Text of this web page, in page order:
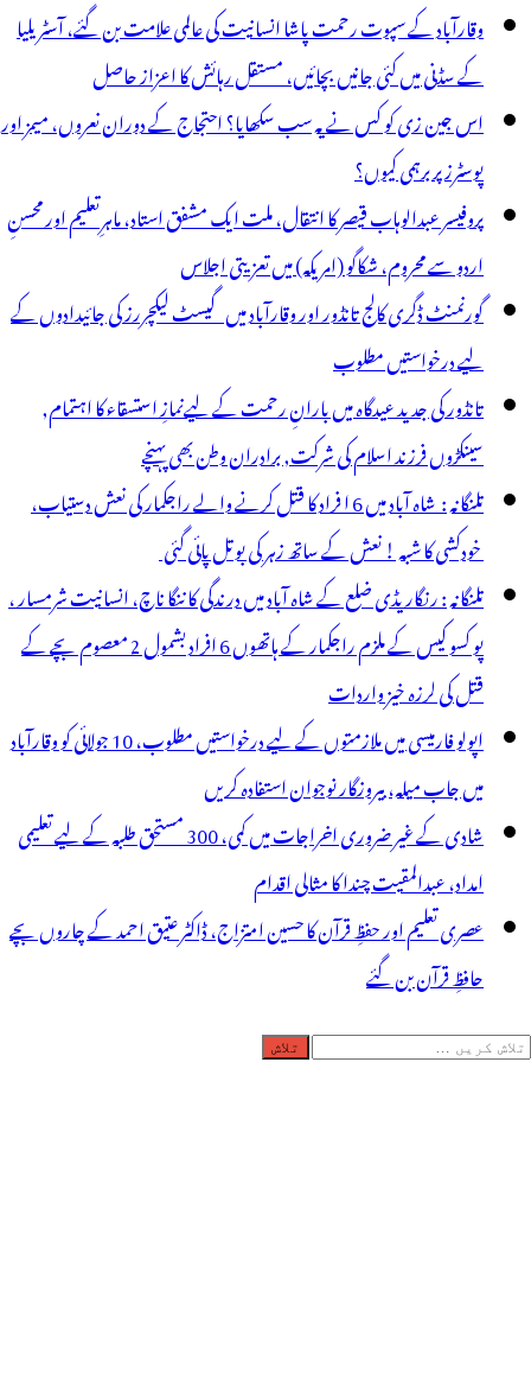
وقارآباد کے سپوت رحمت پاشا انسانیت کی عالمی علامت بن گئے، آسٹریلیا
کے سڈنی میں کئی جانیں بچائیں، مستقل رہائش کا اعزاز حاصل
اس جین زی کو کس نے یہ سب سکھایا؟ احتجاج کے دوران نعروں، میمز اور
پوسٹرز پر برہمی کیوں؟
پروفیسر عبدالوہاب قیصر کا انتقال، ملت ایک مشفق استاد، ماہرِتعلیم اور محسنِ
اردو سے محروم، شکاگو (امریکہ) میں تعزیتی اجلاس
گورنمنٹ ڈگری کالج تانڈور اور وقارآباد میں گیسٹ لیکچررز کی جائیدادوں کے
لیے درخواستیں مطلوب
تانڈور کی جدید عیدگاہ میں بارانِ رحمت کے لیےنمازِ استسقاء کا اہتمام,
سینکڑوں فرزند اسلام کی شرکت, برادران وطن بھی پہنچے
تلنگانہ : شاہ آباد میں 6 ا فراد کا قتل کرنے والے راجکمار کی نعش دستیاب،
خودکشی کا شبہ ! نعش کے ساتھ زہر کی بوتل پائی گئی
تلنگانہ : رنگاریڈی ضلع کے شاہ آباد میں درندگی کا ننگا ناچ، انسانیت شرمسار ،
پو کسو کیس کے ملزم راجکمار کے ہاتھوں 6 افراد بشمول 2 معصوم بچے کے
قتل کی لرزہ خیز واردات
اپولو فارمیسی میں ملازمتوں کے لیے درخواستیں مطلوب، 10 جولائی کو وقارآباد
میں جاب میلہ، بیروزگار نوجوان استفادہ کریں
شادی کے غیر ضروری اخراجات میں کمی، 300 مستحق طلبہ کے لیے تعلیمی
امداد، عبدالمقیت چندا کا مثالی اقدام
عصری تعلیم اور حفظِ قرآن کا حسین امتزاج، ڈاکٹر عتیق احمد کے چاروں بچے
حافظِ قرآن بن گئے
تلاش